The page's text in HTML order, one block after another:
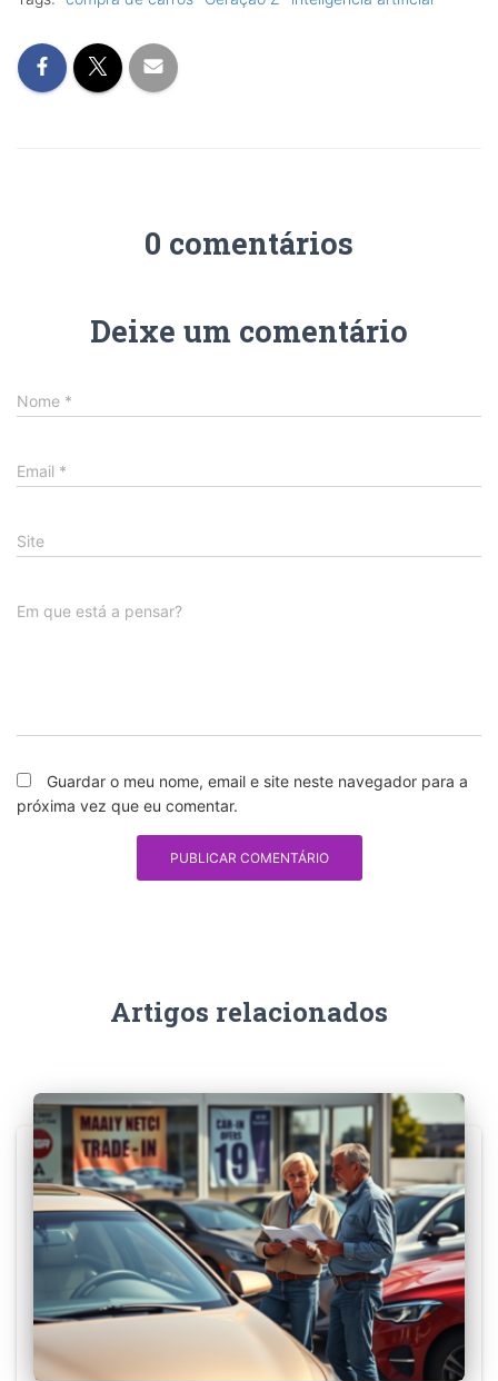
0 comentários
Deixe um comentário
Nome *
Email *
Site
Em que está a pensar?
Guardar o meu nome, email e site neste navegador para a
próxima vez que eu comentar.
Artigos relacionados